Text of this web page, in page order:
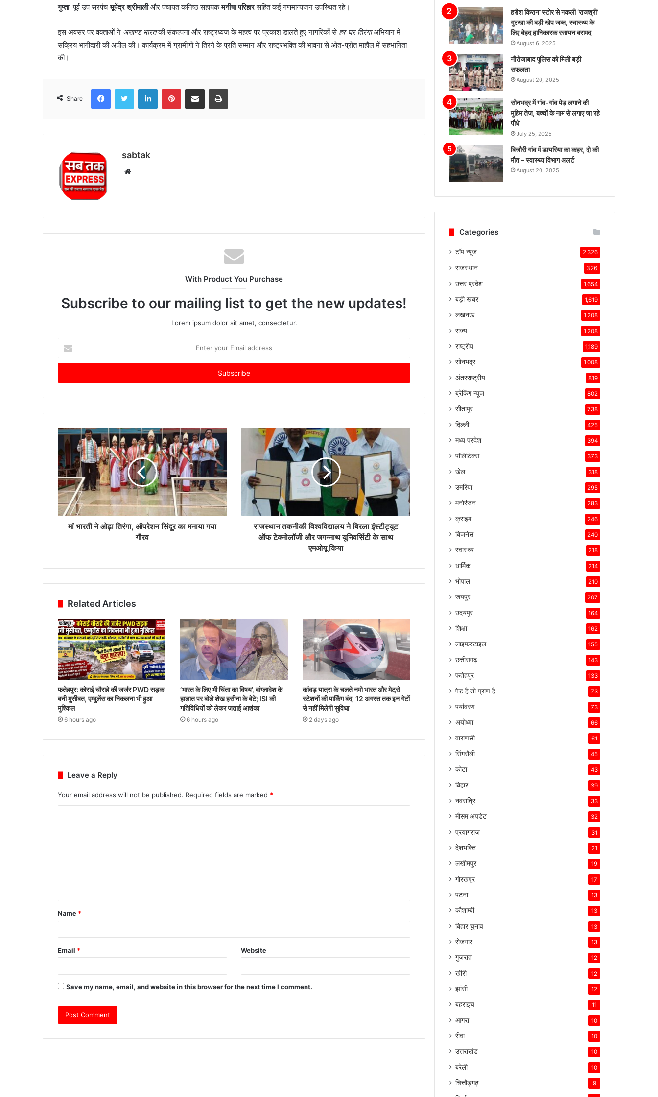
गुप्ता, पूर्व उप सरपंचभूपेंद्र श्रीमालीऔर पंचायत कनिष्ठ सहायकमनीषा परिहारसहित कई गणमान्यजन उपस्थित रहे।
इस अवसर पर वक्ताओं ने अखण्ड भारतकी संकल्पना और राष्ट्रध्वज के महत्व पर प्रकाश डालते हुए नागरिकों से हर घर तिरंगाअभियान में
सक्रिय भागीदारी की अपील की। कार्यक्रम में ग्रामीणों ने तिरंगे के प्रति सम्मान और राष्ट्रभक्ति की भावना से ओत-प्रोत माहौल में सहभागिता
की।
Share
FacebookTwitter LinkedInPinterestShare via Email Print
sabtak
Website
With Product You Purchase
Subscribe to our mailing list to get the new updates!
Lorem ipsum dolor sit amet, consectetur.
your
Email
मां भारती ने ओढ़ा तिरंगा, ऑपरेशन सिंदूर का मनाया गया
गौरव
राजस्थान तकनीकी विश्वविद्यालय ने बिरला इंस्टीट्यूट
ऑफ टेक्नोलॉजी और जगन्नाथ यूनिवर्सिटी के साथ
एमओयू किया
Related Articles
फतेहपुर: कोराई चौराहे की जर्जर PWD सड़क
बनी मुसीबत, एम्बुलेंस का निकलना भी हुआ
मुश्किल
6 hours ago
‘भारत के लिए भी चिंता का विषय’, बांग्लादेश के
हालात पर बोले शेख हसीना के बेटे; ISI की
गतिविधियों को लेकर जताई आशंका
6 hours ago
कांवड़ यात्रा के चलते नमो भारत और मेट्रो
स्टेशनों की पार्किंग बंद, 12 अगस्त तक इन गेटों
से नहीं मिलेगी सुविधा
2 days ago
Leave a Reply
Your email address will not be published. Required fields are marked *
t
*
Name *
Email * Website
Save my name, email, and website in this browser for the next time I comment.
पैसे
कर
हैं’।
के
बाजार
में
टेस्ला
लगातार
है,
जबकि
टेस्ला
और
प्रति
प्रतिबद्धता
प्रतिस्पर्धात्मक
सफल
बनाए
रखा
है।
है।
हरीश किराना स्टोर से नकली ‘राजश्री’
गुटखा की बड़ी खेप जब्त, स्वास्थ्य के
लिए बेहद हानिकारक रसायन बरामद
August 6, 2025
नौरोजाबाद पुलिस को मिली बड़ी
सफलता
August 20, 2025
सोनभद्र में गांव-गांव पेड़ लगाने की
मुहिम तेज, बच्चों के नाम से लगाए जा रहे
पौधे
July 25, 2025
बिजौरी गांव में डायरिया का कहर, दो की
मौत – स्वास्थ्य विभाग अलर्ट
August 20, 2025
Categories
टॉप न्यूज 2,326
राजस्थान 326
उत्तर प्रदेश 1,654
बड़ी खबर 1,619
लखनऊ 1,208
राज्य 1,208
राष्ट्रीय 1,189
सोनभद्र 1,008
अंतरराष्ट्रीय 819
ब्रेकिंग न्यूज 802
सीतापुर 738
दिल्ली 425
मध्य प्रदेश 394
पॉलिटिक्स 373
खेल 318
उमरिया 295
मनोरंजन 283
क्राइम 246
बिजनेस 240
स्वास्थ्य 218
धार्मिक 214
भोपाल 210
जयपुर 207
उदयपुर 164
शिक्षा 162
लाइफस्टाइल 155
छत्तीसगढ़ 143
फतेहपुर 133
पेड़ है तो प्राण है 73
पर्यावरण 73
अयोध्या 66
वाराणसी 61
सिंगरौली 45
कोटा 43
बिहार 39
नवरात्रि 33
मौसम अपडेट 32
प्रयागराज 31
देशभक्ति 21
लखीमपुर 19
गोरखपुर 17
पटना 13
कौशाम्बी 13
बिहार चुनाव 13
रोजगार 13
गुजरात 12
खीरी 12
झांसी 12
बहराइच 11
आगरा 10
रीवा 10
उत्तराखंड 10
बरेली 10
चित्तौड़गढ़ 9